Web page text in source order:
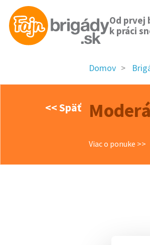
Od prvej
k práci
Domov
<< Späť
Viac o ponuke >>